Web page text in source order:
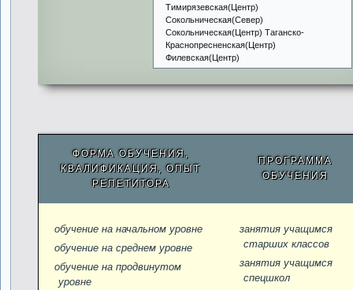
Тимирязевская(Центр)
Сокольническая(Север)
Сокольническая(Центр) Таганско-
Краснопресненская(Центр)
Филевская(Центр)
ФОРМА ОБУЧЕНИЯ,
КВАЛИФИКАЦИЯ, ОПЫТ
РЕПЕТИТОРА
ПРОГРАММА
ОБУЧЕНИЯ
обучение на начальном уровне
обучение на среднем уровне
обучение на продвинутом
уровне
занятия учащимся
старших классов
занятия учащимся
спецшкол